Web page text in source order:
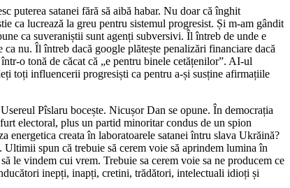
puterea satanei fără să aibă habar. Nu doar că înghit
ca lucrează la greu pentru sistemul progresist. Și m-am gândit
ca suveraniștii sunt agenți subversivi. Îl întreb de unde e
nu. Îl întreb dacă google plătește penalizări financiare dacă
o tonă de căcat că „e pentru binele cetățenilor”. AI-ul
toți influencerii progresiști ca pentru a-și susține afirmațiile
Pîslaru bocește. Nicușor Dan se opune. În democrația
electoral, plus un partid minoritar condus de un spion
energetica creata în laboratoarele satanei întru slava Ukrăină?
spun că trebuie să cerem voie să aprindem lumina în
le vindem cui vrem. Trebuie sa cerem voie sa ne producem ce
inepți, inapți, cretini, trădători, intelectuali idioți și